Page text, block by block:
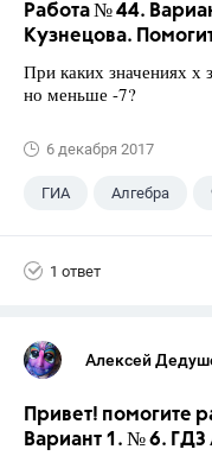
Работа № 44.
Кузнецова.
При каких значениях х
но меньше -7?
6 декабря 2017
ГИА Алгебра
1 ответ
Алексей
Привет! помогите
Вариант 1. № 6.